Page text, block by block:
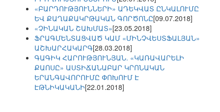
«ԲԱՐԴՈՒԹՅՈՒՆՆԵՐԻ» ԱԴԵԿՎԱՏ ԸՆԿԱԼՈՒՄԸ
ԵՎ ՔԱՂԱՔԱԿՐԹԱԿԱՆ ԳՈՐԾՈՆԸ[09.07.2018]
«ՉԻՆԱԿԱՆ ՇԱԽՄԱՏ»[23.05.2018]
ՖՐԱԳՄԵՆՏԱՑՎԱԾ ԿԱՄ «ՄԻՆՉՎԵՍՏՖԱԼՅԱՆ»
ԱՇԽԱՐՀԱԿԱՐԳ[28.03.2018]
ԳԱԳԻԿ ՀԱՐՈՒԹՅՈՒՆՅԱՆ. «ԿԱՌԱՎԱՐԵԼԻ
ՔԱՈՍԸ» ԱՍՏԻՃԱՆԱԲԱՐ ԿՐՈՆԱԿԱՆ
ԵՐԱՆԳԱՎՈՐՈՒՄԸ ՓՈԽՈՒՄ Է
ԷԹՆԻԿԱԿԱՆԻ[22.01.2018]